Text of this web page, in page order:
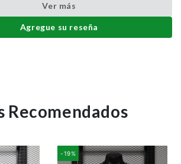
Ver más
Agregue su reseña
Recomendados
-19%